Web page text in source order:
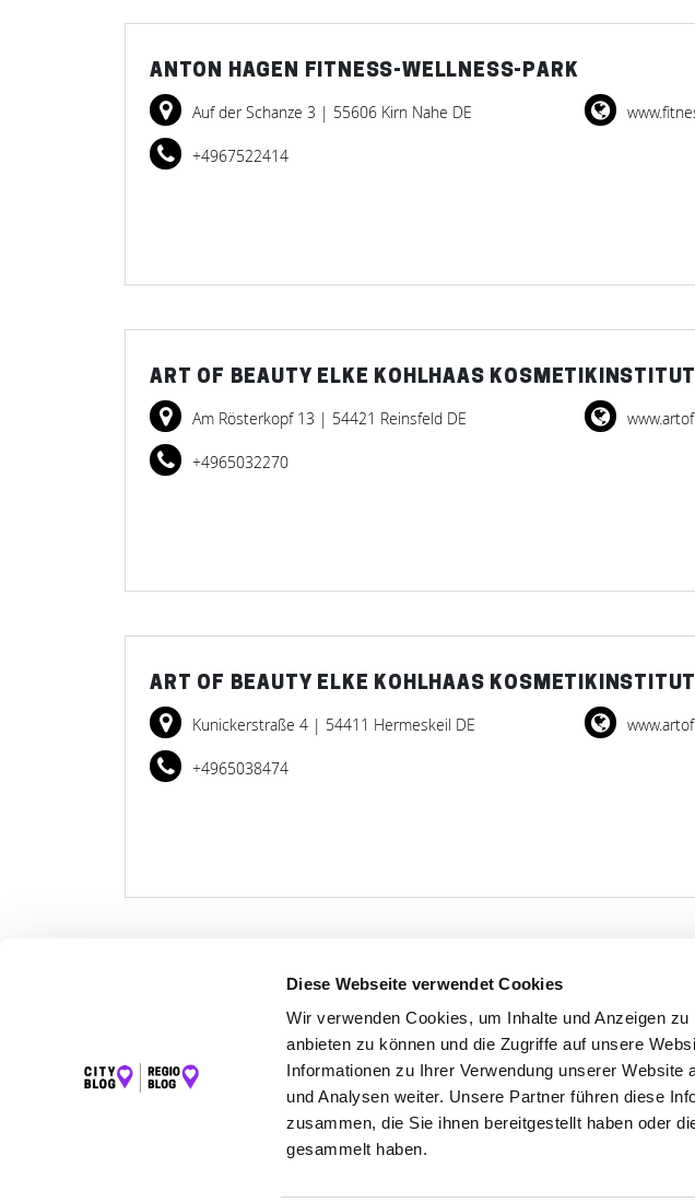
Diese Webseite verwendet Cookies
Wir verwenden Cookies, um Inhalte und Anzeigen
anbieten zu können und die Zugriffe auf unsere
Informationen zu Ihrer Verwendung unserer
und Analysen weiter. Unsere Partner führen diese
zusammen, die Sie ihnen bereitgestellt haben oder
gesammelt haben.
ANTON HAGEN FITNESS-WELLNESS-PARK
Auf der Schanze 3 | 55606 Kirn Nahe DE
+4967522414
ART OF BEAUTY ELKE KOHLHAAS KOSMETIKINSTITUT
Am Rösterkopf 13 | 54421 Reinsfeld DE
+4965032270
ART OF BEAUTY ELKE KOHLHAAS KOSMETIKINSTITUT
Kunickerstraße 4 | 54411 Hermeskeil DE
+4965038474
LET'S CONNECT
Kontakt